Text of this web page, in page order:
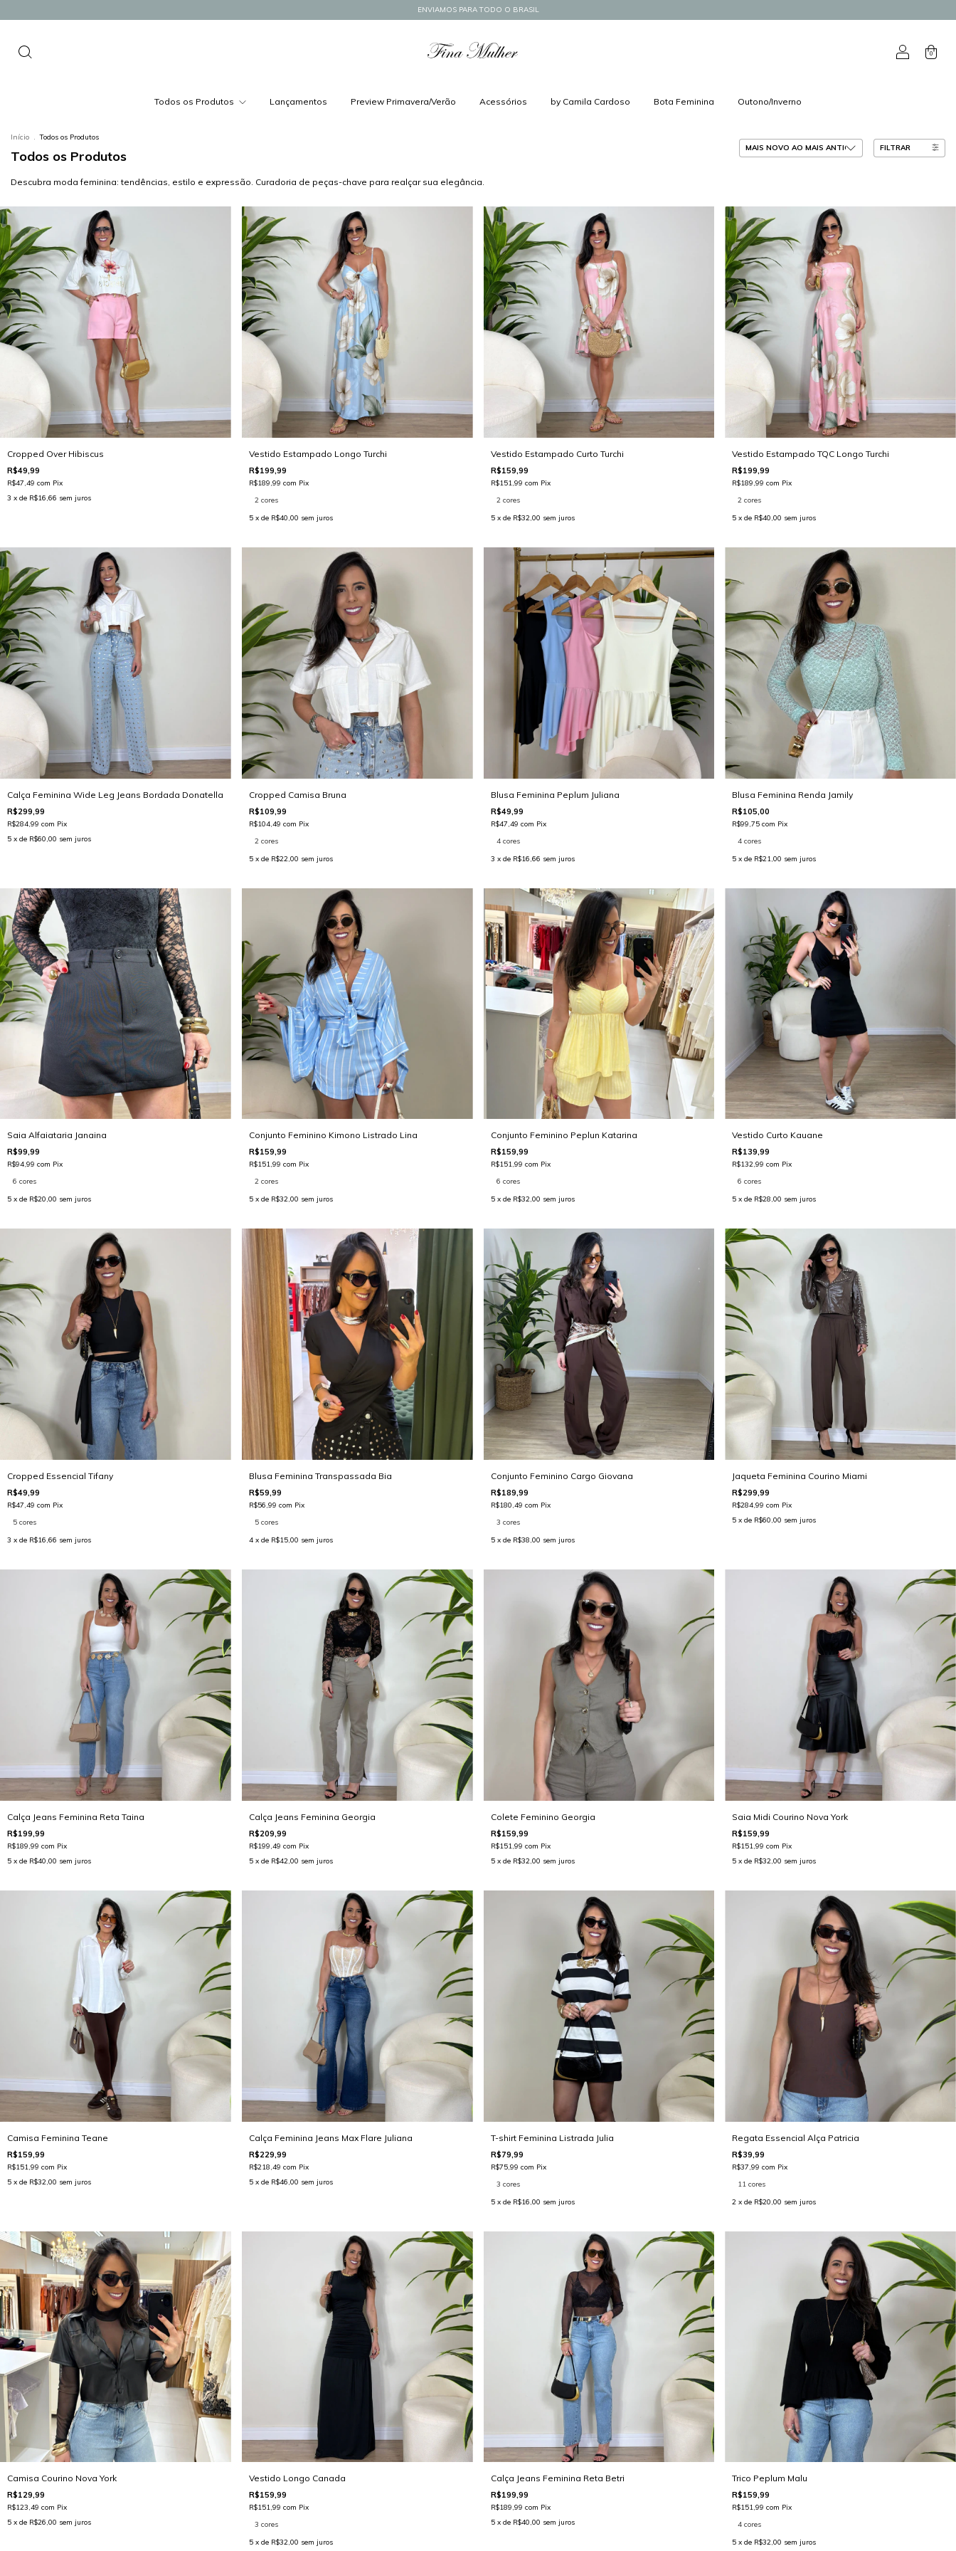
ENVIAMOS PARA TODO O BRASIL
0
Todos os Produtos Lançamentos Preview Primavera/Verão Acessórios by Camila Cardoso Bota Feminina Outono/Inverno
Início . Todos os Produtos
Todos os Produtos
FILTRAR
Descubra moda feminina: tendências, estilo e expressão. Curadoria de peças-chave para realçar sua elegância.
Cropped Over Hibiscus
R$49,99
R$47,49 com Pix
3 x de R$16,66 sem juros
Vestido Estampado Longo Turchi
R$199,99
R$189,99 com Pix
2 cores
5 x de R$40,00 sem juros
Vestido Estampado Curto Turchi
R$159,99
R$151,99 com Pix
2 cores
5 x de R$32,00 sem juros
Vestido Estampado TQC Longo Turchi
R$199,99
R$189,99com Pix
2 cores
5 x de R$40,00 sem juros
Calça Feminina Wide Leg Jeans Bordada Donatella
R$299,99
R$284,99 com Pix
5 x de R$60,00 sem juros
Cropped Camisa Bruna
R$109,99
R$104,49 com Pix
2 cores
5 x de R$22,00 sem juros
Blusa Feminina Peplum Juliana
R$49,99
R$47,49 com Pix
4 cores
3 x de R$16,66 sem juros
Blusa Feminina Renda Jamily
R$105,00
R$99,75com Pix
4 cores
5 x de R$21,00 sem juros
Saia Alfaiataria Janaina
R$99,99
R$94,99 com Pix
6 cores
5 x de R$20,00 sem juros
Conjunto Feminino Kimono Listrado Lina
R$159,99
R$151,99 com Pix
2 cores
5 x de R$32,00 sem juros
Conjunto Feminino Peplun Katarina
R$159,99
R$151,99 com Pix
6 cores
5 x de R$32,00 sem juros
Vestido Curto Kauane
R$139,99
R$132,99com Pix
6 cores
5 x de R$28,00 sem juros
Cropped Essencial Tifany
R$49,99
R$47,49 com Pix
5 cores
3 x de R$16,66 sem juros
Blusa Feminina Transpassada Bia
R$59,99
R$56,99 com Pix
5 cores
4 x de R$15,00 sem juros
Conjunto Feminino Cargo Giovana
R$189,99
R$180,49 com Pix
3 cores
5 x de R$38,00 sem juros
Jaqueta Feminina Courino Miami
R$299,99
R$284,99com Pix
5 x de R$60,00 sem juros
Calça Jeans Feminina Reta Taina
R$199,99
R$189,99 com Pix
5 x de R$40,00 sem juros
Calça Jeans Feminina Georgia
R$209,99
R$199,49 com Pix
5 x de R$42,00 sem juros
Colete Feminino Georgia
R$159,99
R$151,99 com Pix
5 x de R$32,00 sem juros
Saia Midi Courino Nova York
R$159,99
R$151,99com Pix
5 x de R$32,00 sem juros
Camisa Feminina Teane
R$159,99
R$151,99 com Pix
5 x de R$32,00 sem juros
Calça Feminina Jeans Max Flare Juliana
R$229,99
R$218,49 com Pix
5 x de R$46,00 sem juros
T-shirt Feminina Listrada Julia
R$79,99
R$75,99 com Pix
3 cores
5 x de R$16,00 sem juros
Regata Essencial Alça Patricia
R$39,99
R$37,99com Pix
11 cores
2 x de R$20,00 sem juros
Camisa Courino Nova York
R$129,99
R$123,49 com Pix
5 x de R$26,00 sem juros
Vestido Longo Canada
R$159,99
R$151,99 com Pix
3 cores
5 x de R$32,00 sem juros
Calça Jeans Feminina Reta Betri
R$199,99
R$189,99 com Pix
5 x de R$40,00 sem juros
Trico Peplum Malu
R$159,99
R$151,99com Pix
4 cores
5 x de R$32,00 sem juros